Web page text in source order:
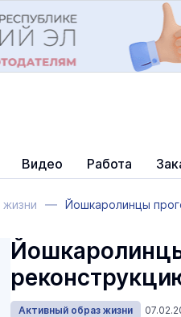
Видео Работа
жизни Йошкаролинцы
Активный образ жизни